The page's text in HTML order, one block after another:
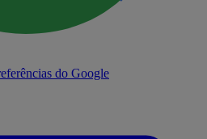
do Google